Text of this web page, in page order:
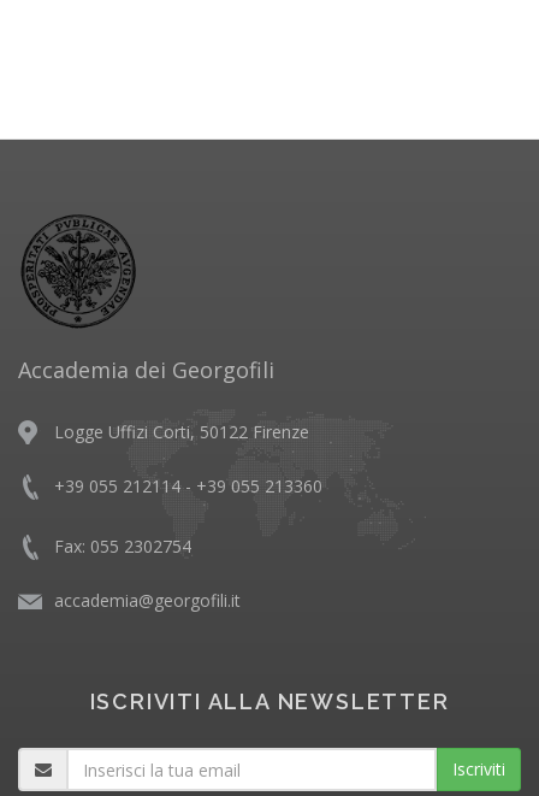
Accademia dei Georgofili
Logge Uffizi Corti, 50122 Firenze
+39 055 212114 - +39 055 213360
Fax: 055 2302754
accademia@georgofili.it
ISCRIVITI ALLA NEWSLETTER
Iscriviti